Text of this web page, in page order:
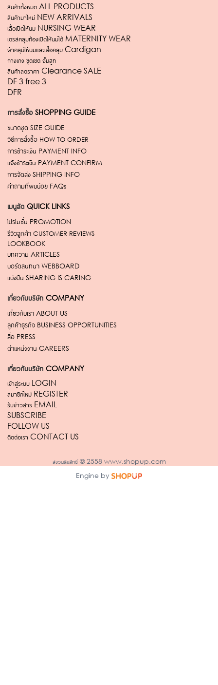
สินค้าทั้งหมด ALL PRODUCTS
สินค้ามาใหม่ NEW ARRIVALS
เสื้อเปิดให้นม NURSING WEAR
เดรสคลุมท้องเปิดให้นมได้ MATERNITY WEAR
ผ้าคลุมให้นมและเสื้อคลุม Cardigan
กางเกง ชุดเซต จั้มสูท
สินค้าลดราคา Clearance SALE
DF 3 free 3
DFR
การสั่งซื้อ SHOPPING GUIDE
ขนาดชุด SIZE GUIDE
วิธีการสั่งซื้อ HOW TO ORDER
การชำระเงิน PAYMENT INFO
แจ้งชำระเงิน PAYMENT CONFIRM
การจัดส่ง SHIPPING INFO
คำถามที่พบบ่อย FAQs
เมนูลัด QUICK LINKS
โปรโมชั่น PROMOTION
รีวิวลูกค้า CUSTOMER REVIEWS
LOOKBOOK
บทความ ARTICLES
บอร์ดสนทนา WEBBOARD
แบ่งปัน SHARING IS CARING
เกี่ยวกับบริษัท COMPANY
เกี่ยวกับเรา ABOUT US
ลูกค้าธุรกิจ BUSINESS OPPORTUNITIES
สื่อ PRESS
ตำแหน่งงาน CAREERS
เกี่ยวกับบริษัท COMPANY
เข้าสู่ระบบ LOGIN
สมาชิกใหม่ REGISTER
รับข่าวสาร EMAIL
SUBSCRIBE
FOLLOW US
ติดต่อเรา CONTACT US
สงวนลิขสิทธิ์ © 2558 www.shopup.com
Engine by